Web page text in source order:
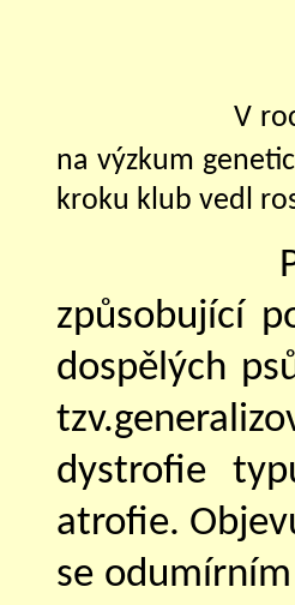
V
na výzkum
kroku klub vedl
způsobující
dospělých
dystrofie
atrofie.
se